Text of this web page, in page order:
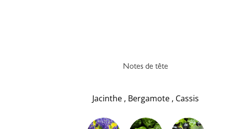
Notes de tête
Jacinthe , Bergamote , Cassis